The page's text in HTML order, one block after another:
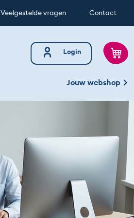
Veelgestelde vragen Contact
Login
Jouw webshop